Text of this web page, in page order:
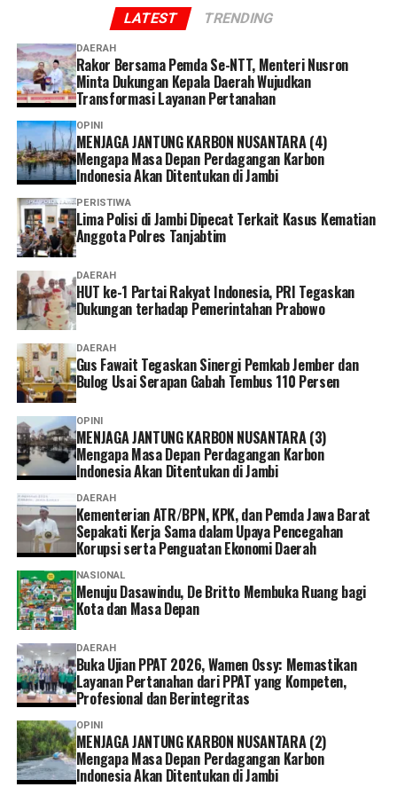
Reporter:
LATEST TRENDING
DAERAH
Rakor Bersama Pemda Se-NTT, Menteri Nusron
Minta Dukungan Kepala Daerah Wujudkan
Transformasi Layanan Pertanahan
OPINI
MENJAGA JANTUNG KARBON NUSANTARA (4)
Mengapa Masa Depan Perdagangan Karbon
Indonesia Akan Ditentukan di Jambi
PERISTIWA
Lima Polisi di Jambi Dipecat Terkait Kasus Kematian
Anggota Polres Tanjabtim
DAERAH
HUT ke-1 Partai Rakyat Indonesia, PRI Tegaskan
Dukungan terhadap Pemerintahan Prabowo
DAERAH
Gus Fawait Tegaskan Sinergi Pemkab Jember dan
Bulog Usai Serapan Gabah Tembus 110 Persen
OPINI
MENJAGA JANTUNG KARBON NUSANTARA (3)
Mengapa Masa Depan Perdagangan Karbon
Indonesia Akan Ditentukan di Jambi
DAERAH
Kementerian ATR/BPN, KPK, dan Pemda Jawa Barat
Sepakati Kerja Sama dalam Upaya Pencegahan
Korupsi serta Penguatan Ekonomi Daerah
NASIONAL
Menuju Dasawindu, De Britto Membuka Ruang bagi
Kota dan Masa Depan
DAERAH
Buka Ujian PPAT 2026, Wamen Ossy: Memastikan
Layanan Pertanahan dari PPAT yang Kompeten,
Profesional dan Berintegritas
OPINI
MENJAGA JANTUNG KARBON NUSANTARA (2)
Mengapa Masa Depan Perdagangan Karbon
Indonesia Akan Ditentukan di Jambi